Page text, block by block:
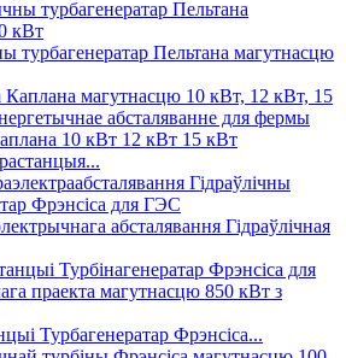
турбагенератар Пельтана магутнасцю
10 кВт 12 кВт 15 кВт
абсталявання Гідраўлічная
Турбагенератар Фрэнсіса...